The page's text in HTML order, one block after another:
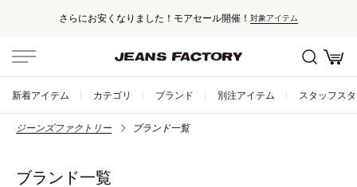
さらにお安くなりました！モアセール開催！ 対象アイテム
新着アイテム カテゴリ ブランド 別注アイテム スタッフス
ジーンズファクトリー ブランド一覧
ブランド一覧